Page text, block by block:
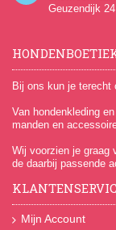
Geuzendijk 24
Bij ons kun je terecht
Van hondenkleding
manden en
Wij voorzien je graag
de daarbij passende
Mijn Account